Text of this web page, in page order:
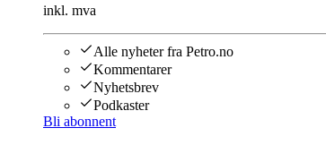
inkl. mva
Alle nyheter fra Petro.no
Kommentarer
Nyhetsbrev
Podkaster
Bli abonnent